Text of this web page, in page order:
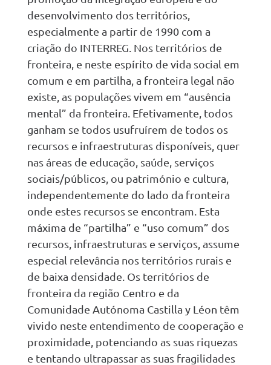
desenvolvimento dos territórios,
especialmente a partir de 1990 com a
criação do INTERREG. Nos territórios de
fronteira, e neste espírito de vida social em
comum e em partilha, a fronteira legal não
existe, as populações vivem em “ausência
mental” da fronteira. Efetivamente, todos
ganham se todos usufruírem de todos os
recursos e infraestruturas disponíveis, quer
nas áreas de educação, saúde, serviços
sociais/públicos, ou património e cultura,
independentemente do lado da fronteira
onde estes recursos se encontram. Esta
máxima de “partilha” e “uso comum” dos
recursos, infraestruturas e serviços, assume
especial relevância nos territórios rurais e
de baixa densidade. Os territórios de
fronteira da região Centro e da
Comunidade Autónoma Castilla y Léon têm
vivido neste entendimento de cooperação e
proximidade, potenciando as suas riquezas
e tentando ultrapassar as suas fragilidades